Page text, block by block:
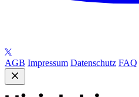
AGB Impressum Datenschutz FAQ